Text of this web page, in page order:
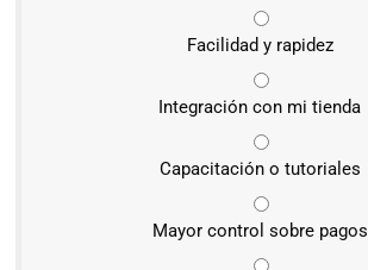
Facilidad y rapidez
Integración con mi tienda
Capacitación o tutoriales
Mayor control sobre pagos